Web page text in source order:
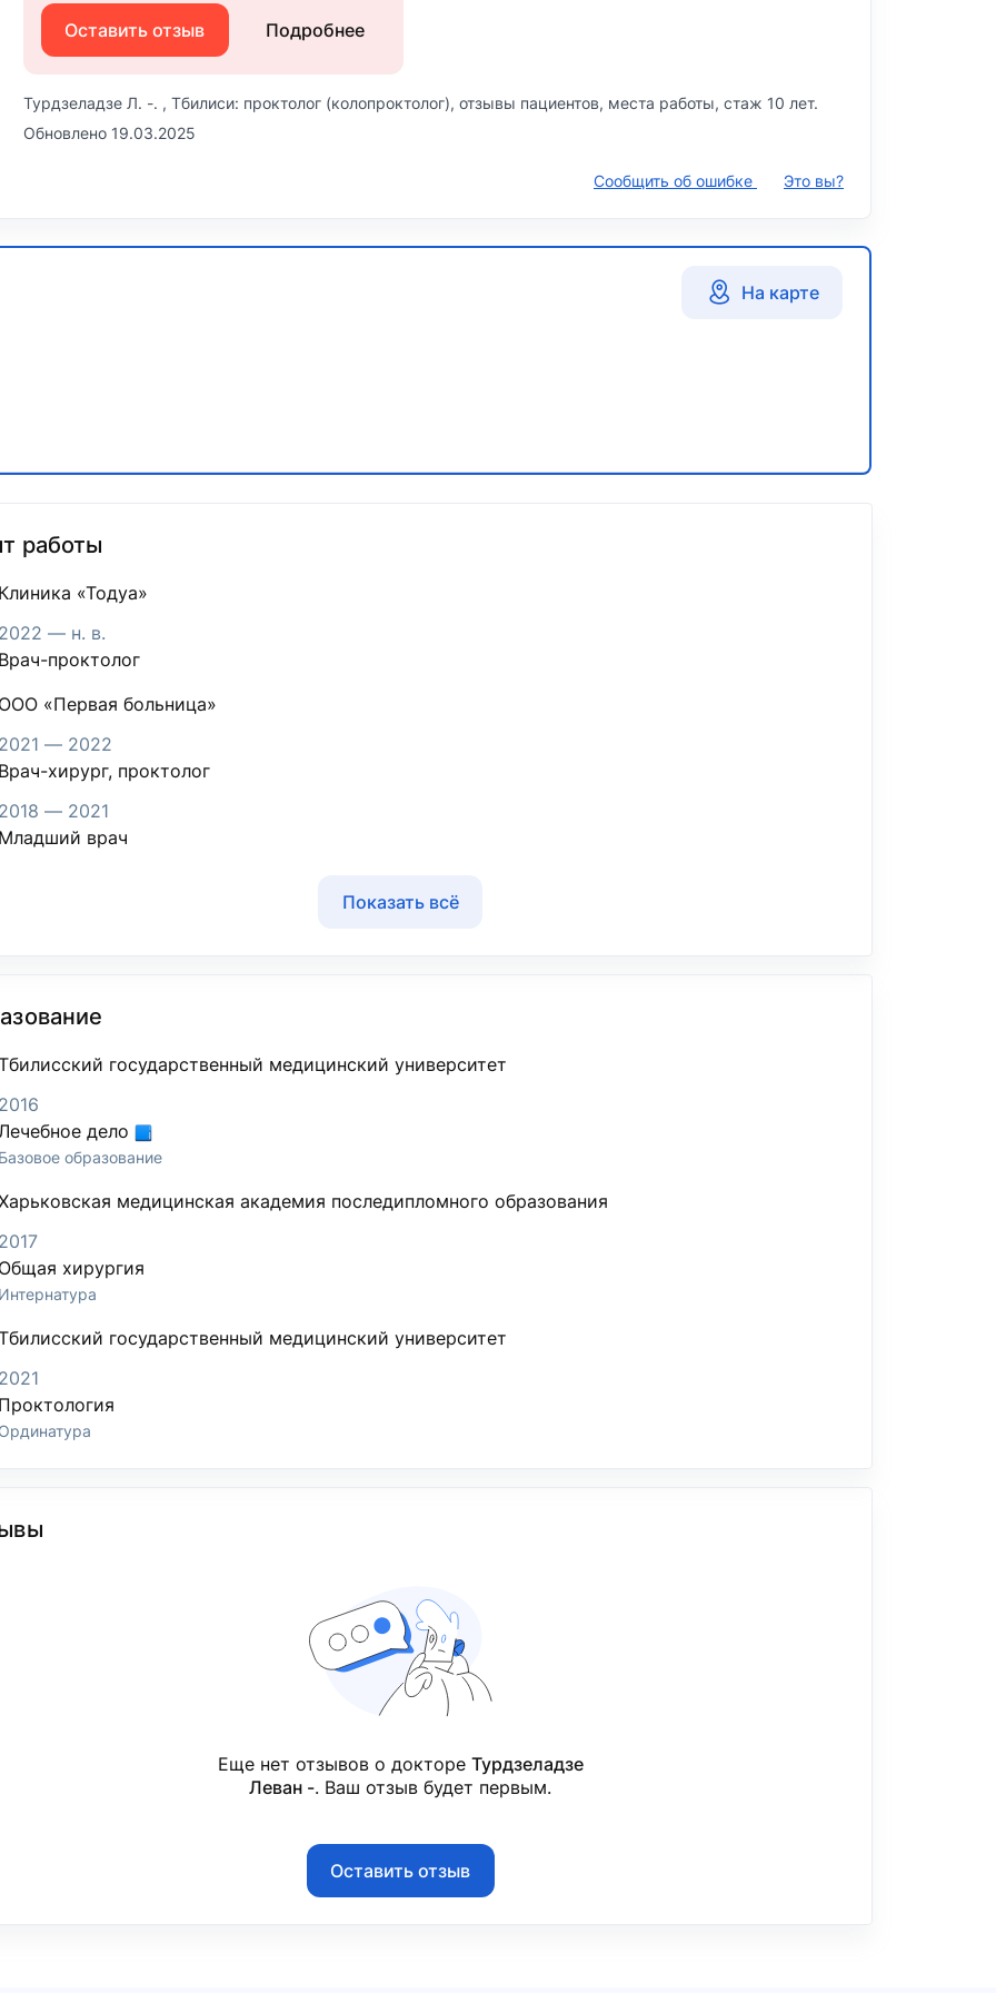
Оставить отзыв Подробнее
Турдзеладзе Л. -. , Тбилиси: проктолог (колопроктолог), отзывы пациентов, места работы, стаж 10 лет.
Обновлено 19.03.2025
Сообщить об ошибке Это вы?
На карте
работы
«Тодуа»
— н. в.
проктолог
«Первая больница»
— 2022
хирург, проктолог
— 2021
врач
Показать всё
государственный медицинский университет
дело
образование
медицинская академия последипломного образования
хирургия
государственный медицинский университет
Еще нет отзывов о докторе Турдзеладзе
Леван -. Ваш отзыв будет первым.
Оставить отзыв